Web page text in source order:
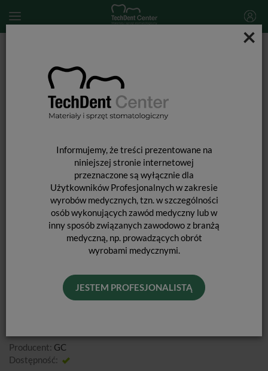
×
Informujemy, że treści prezentowane na
niniejszej stronie internetowej
przeznaczone są wyłącznie dla
Użytkowników Profesjonalnych w zakresie
wyrobów medycznych, tzn. w szczególności
osób wykonujących zawód medyczny lub w
inny sposób związanych zawodowo z branżą
medyczną, np. prowadzących obrót
wyrobami medycznymi.
JESTEM PROFESJONALISTĄ
MATERIAŁY WYPEŁNIENIOWE PÓŁPŁYNNE
Gradia Direct Flo / 2 x 1,5g
GRADIA DIRECT FLO / 2 X 1,5G
Producent: GC
Dostępność: